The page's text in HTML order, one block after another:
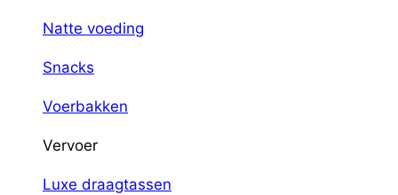
Natte voeding
Snacks
Voerbakken
Vervoer
Luxe draagtassen